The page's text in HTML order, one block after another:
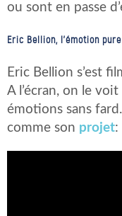
ou sont en passe
Eric Bellion, l’émotion
Eric Bellion s’est
A l’écran, on le
émotions sans
comme son projet: